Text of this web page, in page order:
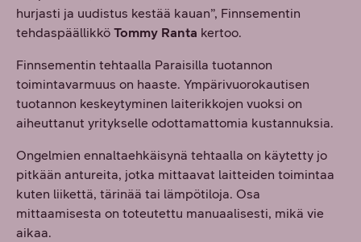
hurjasti ja uudistus kestää kauan”, Finnsementin
tehdaspäällikkö Tommy Ranta kertoo.
Finnsementin tehtaalla Paraisilla tuotannon
toimintavarmuus on haaste. Ympärivuorokautisen
tuotannon keskeytyminen laiterikkojen vuoksi on
aiheuttanut yritykselle odottamattomia kustannuksia.
Ongelmien ennaltaehkäisynä tehtaalla on käytetty jo
pitkään antureita, jotka mittaavat laitteiden toimintaa
kuten liikettä, tärinää tai lämpötiloja. Osa
mittaamisesta on toteutettu manuaalisesti, mikä vie
aikaa.